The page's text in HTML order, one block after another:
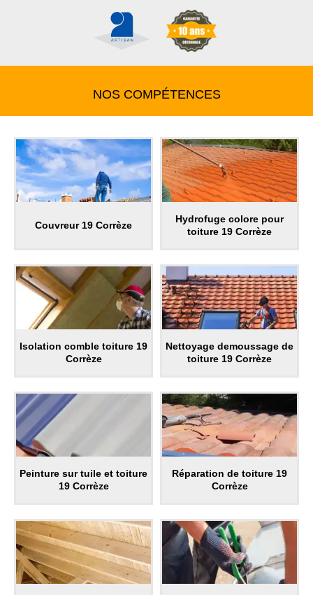
NOS COMPÉTENCES
Couvreur 19 Corrèze
Hydrofuge colore pour
toiture 19 Corrèze
Isolation comble toiture 19
Corrèze
Nettoyage demoussage de
toiture 19 Corrèze
Peinture sur tuile et toiture
19 Corrèze
Réparation de toiture 19
Corrèze